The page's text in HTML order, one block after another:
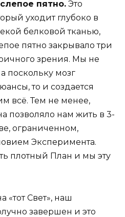
слепое пятно. Это
уходит глубоко в
белковой тканью,
пятно закрывало три
зрения. Мы не
поскольку мозг
то и создается
всё. Тем не менее,
позволяло нам жить в 3-
ограниченном,
Эксперимента.
плотный План и мы эту
Свет», наш
завершен и это